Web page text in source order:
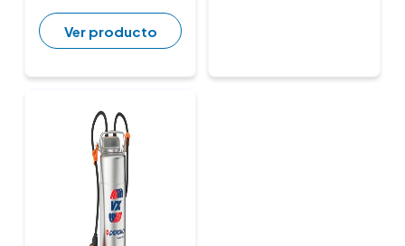
Ver producto